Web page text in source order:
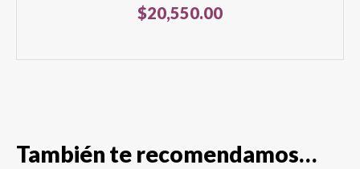
$20,550.00
También te recomendamos…